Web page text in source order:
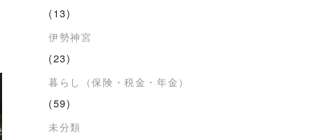
(13)
伊勢神宮
(23)
暮らし（保険・税金・年金）
(59)
未分類